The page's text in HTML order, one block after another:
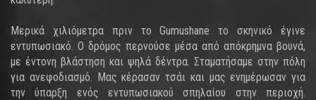
Μερικά χιλιόμετρα πριν το Gumushane το σκηνικό έγινε
εντυπωσιακό. Ο δρόμος περνούσε μέσα από απόκρημνα βουνά,
με έντονη βλάστηση και ψηλά δέντρα. Σταματήσαμε στην πόλη
για ανεφοδιασμό. Μας κέρασαν τσάι και μας ενημέρωσαν για
την ύπαρξη ενός εντυπωσιακού σπηλαίου στην περιοχή.